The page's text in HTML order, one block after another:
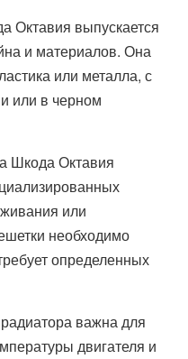
Октавия выпускается
и материалов. Она
или металла, с
или в черном
Шкода Октавия
или
необходимо
определенных
важна для
двигателя и